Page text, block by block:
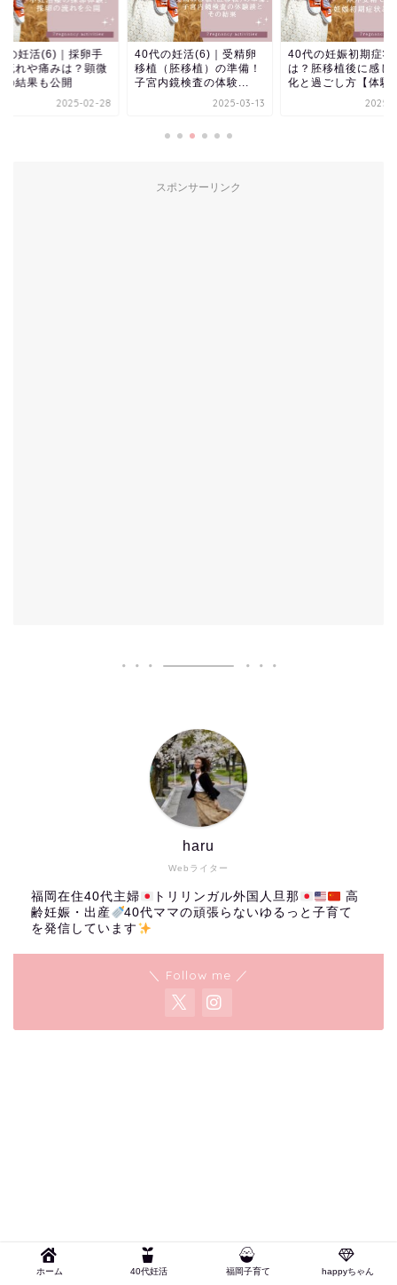
の妊活(6)｜採卵手
流れや痛みは？顕微
の結果も公開
2025-02-28
40代の妊活(6)｜受精卵
移植（胚移植）の準備！
子宮内鏡検査の体験...
2025-03-13
40代の妊娠初期症状
は？胚移植後に感じ
化と過ごし方【体験
2025-
スポンサーリンク
Webライター
haru
福岡在住40代主婦 トリリンガル外国人旦那
高
齢妊娠・出産
40代ママの頑張らないゆるっと子育て
を発信しています
＼ Follow me ／
ホーム 40代妊活 福岡子育て happyちゃん